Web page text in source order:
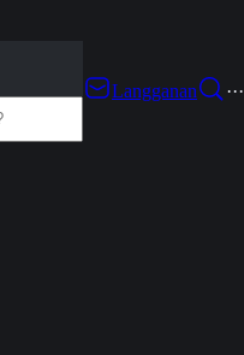
Langganan
···